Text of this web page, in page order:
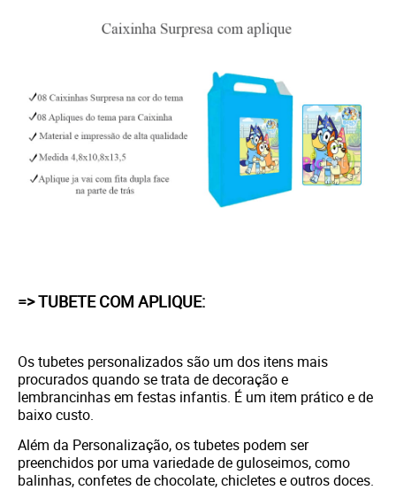
=> TUBETE COM APLIQUE:
Os tubetes personalizados são um dos itens mais
procurados quando se trata de decoração e
lembrancinhas em festas infantis. É um item prático e de
baixo custo.
Além da Personalização, os tubetes podem ser
preenchidos por uma variedade de guloseimos, como
balinhas, confetes de chocolate, chicletes e outros doces.